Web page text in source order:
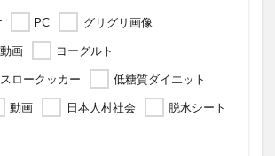
PC
グリグリ画像
画
ヨーグルト
ロークッカー
低糖質ダイエット
動画 日本人村社会 脱水シート